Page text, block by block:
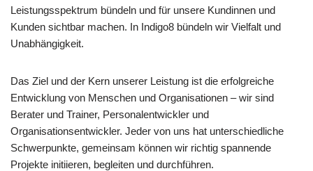
Leistungsspektrum bündeln und für unsere Kundinnen und
Kunden sichtbar machen. In Indigo8 bündeln wir Vielfalt und
Unabhängigkeit.
Das Ziel und der Kern unserer Leistung ist die erfolgreiche
Entwicklung von Menschen und Organisationen – wir sind
Berater und Trainer, Personalentwickler und
Organisationsentwickler. Jeder von uns hat unterschiedliche
Schwerpunkte, gemeinsam können wir richtig spannende
Projekte initiieren, begleiten und durchführen.